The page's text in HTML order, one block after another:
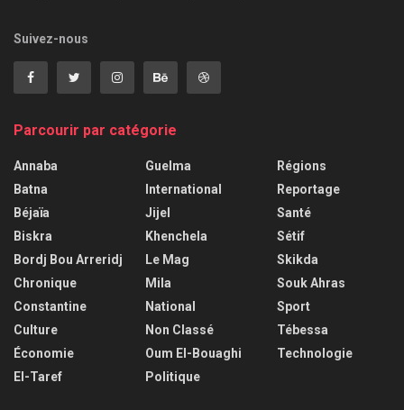
Suivez-nous
Parcourir par catégorie
Annaba
Batna
Béjaïa
Biskra
Bordj Bou Arreridj
Chronique
Constantine
Culture
Économie
El-Taref
Guelma
International
Jijel
Khenchela
Le Mag
Mila
National
Non Classé
Oum El-Bouaghi
Politique
Régions
Reportage
Santé
Sétif
Skikda
Souk Ahras
Sport
Tébessa
Technologie